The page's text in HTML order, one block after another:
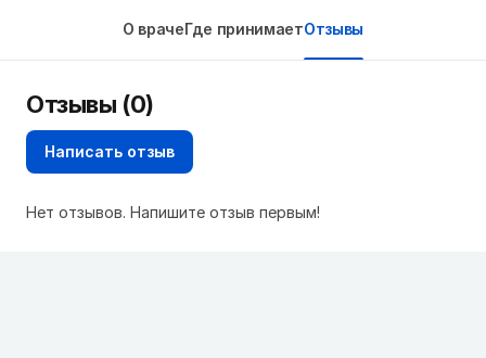
О врачеГде принимаетОтзывы
Отзывы (0)
Написать отзыв
Нет отзывов. Напишите отзыв первым!